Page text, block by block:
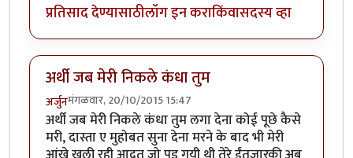
प्रतिसाद देण्यासाठीलॉग इन कराकिंवासदस्य व्हा
अर्थी जब मेरी निकले कंधा तुम
अर्जुनमंगळवार, 20/10/2015 15:47
अर्थी जब मेरी निकले कंधा तुम लगा देना कोई पूछे कैसे
मरी, दास्ता ए मुहोबत सुना देना मरने के बाद भी मेरी